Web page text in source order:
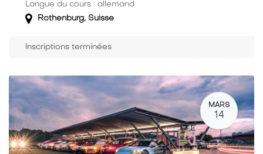
Langue du cours : allemand
Rothenburg, Suisse
Inscriptions terminées
MARS
14